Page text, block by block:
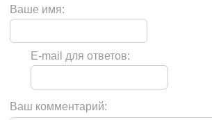
Ваше имя:
E-mail для ответов:
Ваш комментарий: